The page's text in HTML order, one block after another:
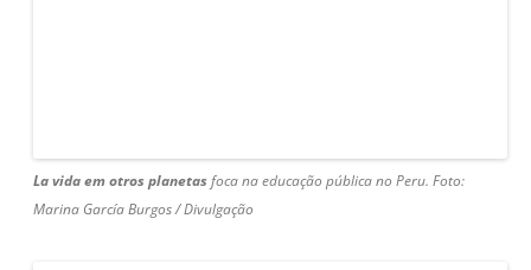
La vida em otros planetasfoca na educação pública no Peru. Foto:
Marina García Burgos / Divulgação